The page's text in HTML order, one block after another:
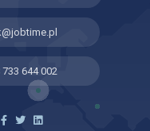
733 644 002